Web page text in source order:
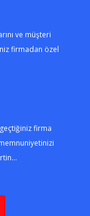
ve müşteri
firmadan özel
firma